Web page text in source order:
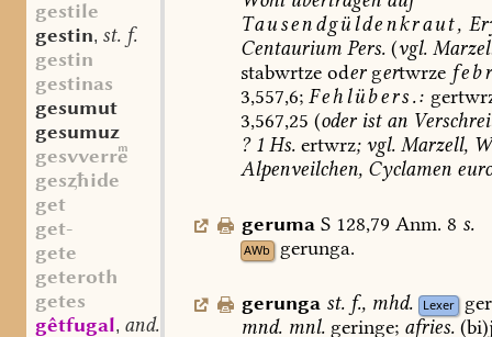
gestile
gestin, st. f.
gestin
gestinas
gesumut
gesumuz
gesvverr
gesħide
get
get-
gete
geteroth
getes
gêtfugal, and. st. m.
Tausendgüldenkraut,
CentauriumPers.(vgl.
stabwrtzeodergertwrze
3,557,6; Fehlübers.:
3,567,25 (oder istan
?1Hs.ertwrz;vgl. Marzell,
Alpenveilchen,Cyclamen
geruma S 128,79 Anm. 8 s.
AWb gerunga.
gerunga st. f., mhd. Lexer
mnd.mnl.geringe; afries.